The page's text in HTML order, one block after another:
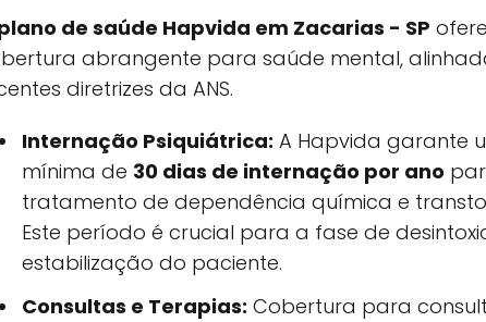
de saúde Hapvida em Zacarias - SP
abrangente para saúde mental,
diretrizes da ANS.
Internação Psiquiátrica: A Hapvida garante
mínima de 30 dias de internação por ano
tratamento de dependência química e
Este período é crucial para a fase de
estabilização do paciente.
Consultas e Terapias: Cobertura para